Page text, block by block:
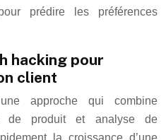
prédire les préférences
hacking pour
client
approche qui combine
de produit et analyse de
la croissance d’une